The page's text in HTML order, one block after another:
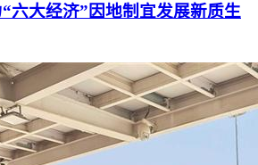
六大经济”因地制宜发展新质生